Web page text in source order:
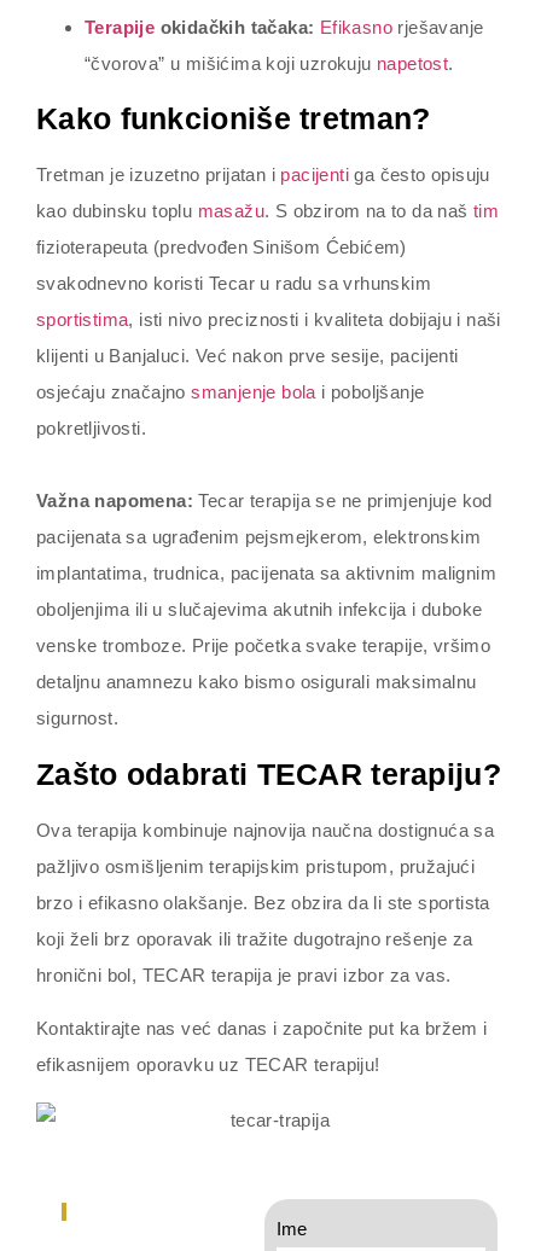
Terapije okidačkih tačaka: Efikasno rješavanje
“čvorova” u mišićima koji uzrokuju napetost.
Kako funkcioniše tretman?
Tretman je izuzetno prijatan i pacijenti ga često opisuju
kao dubinsku toplu masažu. S obzirom na to da naštim
fizioterapeuta (predvođen Sinišom Ćebićem)
svakodnevno koristi Tecar u radu sa vrhunskim
sportistima, isti nivo preciznosti i kvaliteta dobijaju i naši
klijenti u Banjaluci. Već nakon prve sesije, pacijenti
osjećaju značajnosmanjenje bola i poboljšanje
pokretljivosti.
Važna napomena: Tecar terapija se ne primjenjuje kod
pacijenata sa ugrađenim pejsmejkerom, elektronskim
implantatima, trudnica, pacijenata sa aktivnim malignim
oboljenjima ili u slučajevima akutnih infekcija i duboke
venske tromboze. Prije početka svake terapije, vršimo
detaljnu anamnezu kako bismo osigurali maksimalnu
sigurnost.
Zašto odabrati TECAR terapiju?
Ova terapija kombinuje najnovija naučna dostignuća sa
pažljivo osmišljenim terapijskim pristupom, pružajući
brzo i efikasno olakšanje. Bez obzira da li ste sportista
koji želi brz oporavak ili tražite dugotrajno rešenje za
hronični bol, TECAR terapija je pravi izbor za vas.
Kontaktirajte nas već danas i započnite put ka bržem i
efikasnijem oporavku uz TECAR terapiju!
Ime